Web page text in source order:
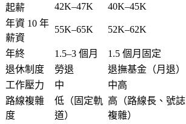
起薪
42K–47K 40K–45K
年資 10 年
薪資
55K–65K 52K–62K
年終 1.5–3 個月 1.5 個月固定
退休制度
勞退 退撫基金（月退）
工作壓力
中 中高
路線複雜
度
低（固定軌
道）
高（路線長、號誌
複雜）